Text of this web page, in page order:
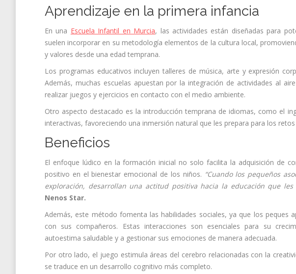
Aprendizaje en la primera infancia
En una Escuela Infantil en Murcia, las actividades están diseñadas para
suelen incorporar en su metodología elementos de la cultura local,
y valores desde una edad temprana.
Los programas educativos incluyen talleres de música, arte y expresión
Además, muchas escuelas apuestan por la integración de actividades al
realizar juegos y ejercicios en contacto con el medio ambiente.
Otro aspecto destacado es la introducción temprana de idiomas, como el
interactivas, favoreciendo una inmersión natural que les prepara para los
Beneficios
El enfoque lúdico en la formación inicial no solo facilita la adquisición de
positivo en el bienestar emocional de los niños. “Cuando los pequeños
exploración, desarrollan una actitud positiva hacia la educación que
Nenos Star.
Además, este método fomenta las habilidades sociales, ya que los peques
con sus compañeros. Estas interacciones son esenciales para su
autoestima saludable y a gestionar sus emociones de manera adecuada.
Por otro lado, el juego estimula áreas del cerebro relacionadas con la
se traduce en un desarrollo cognitivo más completo.